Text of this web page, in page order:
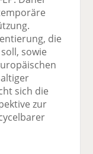
die
sowie
sich die
zur